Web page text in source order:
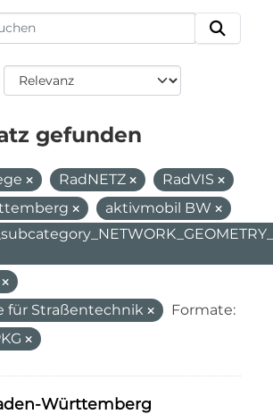
gefunden
RadNETZ
RadVIS
aktivmobil BW
für Straßentechnik
Formate:
Württemberg